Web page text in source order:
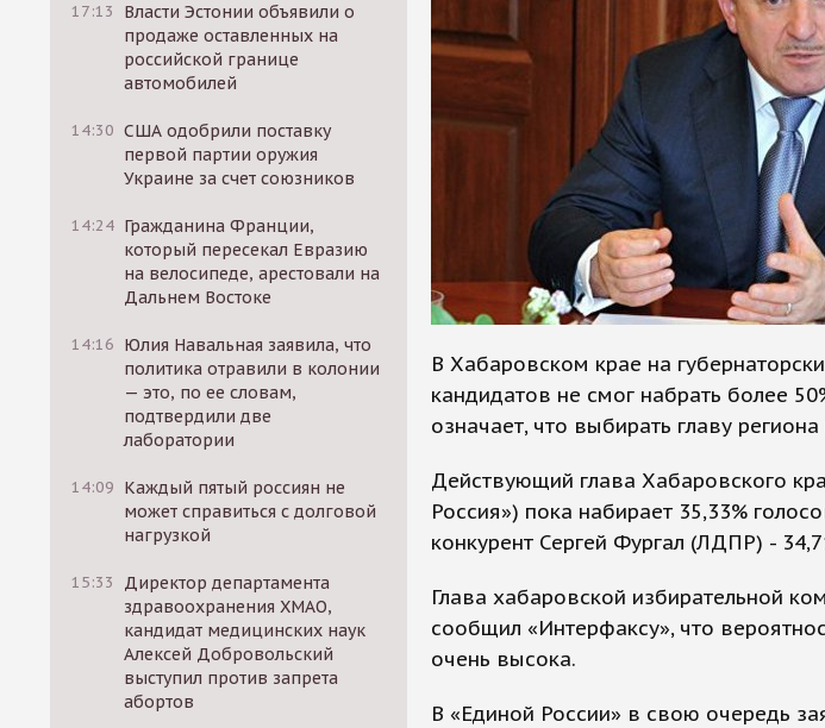
17:13
Власти Эстонии объявили о
продаже оставленных на
российской границе
автомобилей
14:30 США одобрили поставку
первой партии оружия
Украине за счет союзников
14:24 Гражданина Франции,
который пересекал Евразию
на велосипеде, арестовали на
Дальнем Востоке
14:16 Юлия Навальная заявила, что
политика отравили в колонии
— это, по ее словам,
подтвердили две
лаборатории
14:09 Каждый пятый россиян не
может справиться с долговой
нагрузкой
15:33
Директор департамента
здравоохранения ХМАО,
кандидат медицинских наук
Алексей Добровольский
выступил против запрета
абортов
В Хабаровском крае на
кандидатов не смог набрать более
означает, что выбирать главу
Действующий глава Хабаровского
Россия») пока набирает 35,33%
конкурент Сергей Фургал (ЛДПР) -
Глава хабаровской избирательной
сообщил «Интерфаксу», что
очень высока.
В «Единой России» в свою очередь